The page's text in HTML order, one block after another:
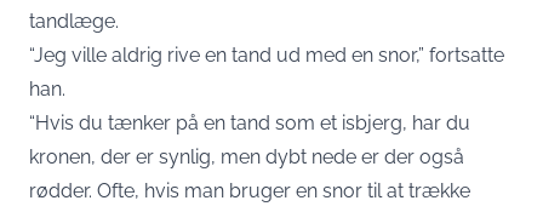
tandlæge.
“Jeg ville aldrig rive en tand ud med en snor,” fortsatte
han.
“Hvis du tænker på en tand som et isbjerg, har du
kronen, der er synlig, men dybt nede er der også
rødder. Ofte, hvis man bruger en snor til at trække